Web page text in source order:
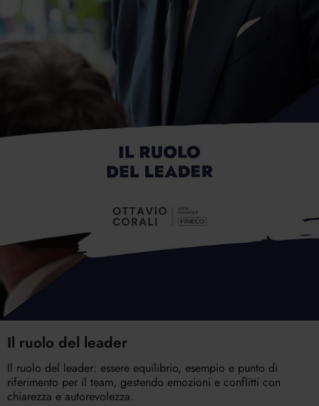
Il ruolo del leader
Il ruolo del leader: essere equilibrio, esempio e punto di
riferimento per il team, gestendo emozioni e conflitti con
chiarezza e autorevolezza.